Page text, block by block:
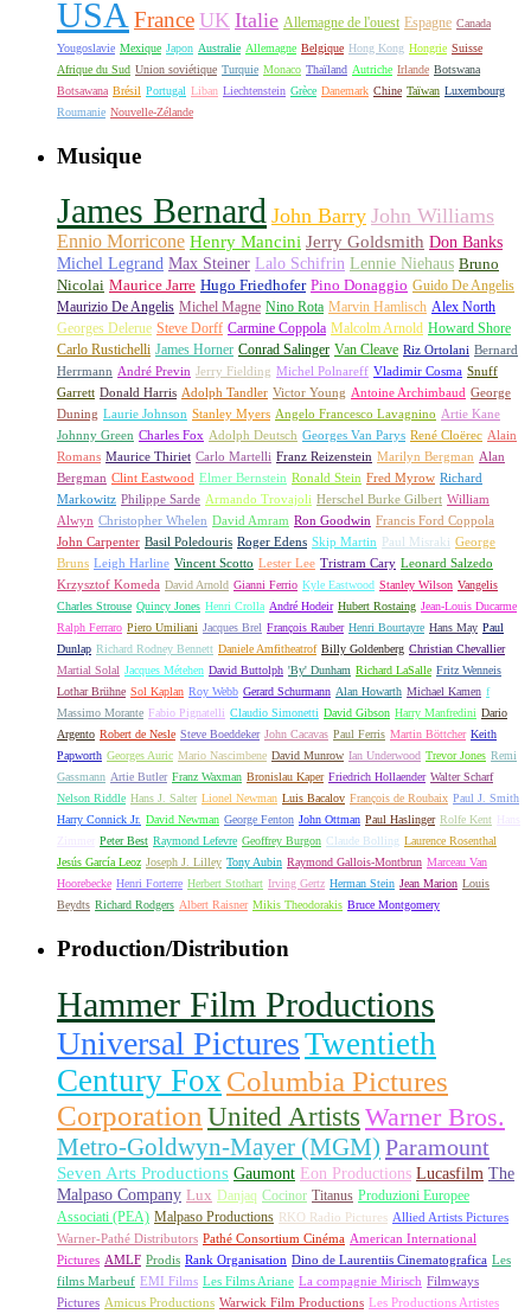
USA France UK Italie Allemagne de l'ouest Espagne Canada
Yougoslavie Mexique Japon Australie Allemagne Belgique Hong Kong Hongrie Suisse
Afrique du Sud Union soviétique Turquie Monaco Thaïland Autriche Irlande Botswana
Botsawana Brésil Portugal Liban Liechtenstein Grèce Danemark Chine Taïwan Luxembourg
Roumanie Nouvelle-Zélande
Musique
James Bernard John Barry John Williams
Ennio Morricone Henry Mancini Jerry Goldsmith Don Banks
Michel Legrand Max Steiner Lalo Schifrin Lennie Niehaus Bruno
Nicolai Maurice Jarre Hugo Friedhofer Pino Donaggio Guido De Angelis
Maurizio De Angelis Michel Magne Nino Rota Marvin Hamlisch Alex North
Georges Delerue Steve Dorff Carmine Coppola Malcolm Arnold Howard Shore
Carlo Rustichelli James Horner Conrad Salinger Van Cleave Riz Ortolani Bernard
Herrmann André Previn Jerry Fielding Michel Polnareff Vladimir Cosma Snuff
Garrett Donald Harris Adolph Tandler Victor Young Antoine Archimbaud George
Duning Laurie Johnson Stanley Myers Angelo Francesco Lavagnino Artie Kane
Johnny Green Charles Fox Adolph Deutsch Georges Van Parys René Cloërec Alain
Romans Maurice Thiriet Carlo Martelli Franz Reizenstein Marilyn Bergman Alan
Bergman Clint Eastwood Elmer Bernstein Ronald Stein Fred Myrow Richard
Markowitz Philippe Sarde Armando Trovajoli Herschel Burke Gilbert William
Alwyn Christopher Whelen David Amram Ron Goodwin Francis Ford Coppola
John Carpenter Basil Poledouris Roger Edens Skip Martin Paul Misraki George
Bruns Leigh Harline Vincent Scotto Lester Lee Tristram Cary Leonard Salzedo
Krzysztof Komeda David Arnold Gianni Ferrio Kyle Eastwood Stanley Wilson Vangelis
Charles Strouse Quincy Jones Henri Crolla André Hodeir Hubert Rostaing Jean-Louis Ducarme
Ralph Ferraro Piero Umiliani Jacques Brel François Rauber Henri Bourtayre Hans May Paul
Dunlap Richard Rodney Bennett Daniele Amfitheatrof Billy Goldenberg Christian Chevallier
Martial Solal Jacques Métehen David Buttolph 'By' Dunham Richard LaSalle Fritz Wenneis
Lothar Brühne Sol Kaplan Roy Webb Gerard Schurmann Alan Howarth Michael Kamen f
Massimo Morante Fabio Pignatelli Claudio Simonetti David Gibson Harry Manfredini Dario
Argento Robert de Nesle Steve Boeddeker John Cacavas Paul Ferris Martin Böttcher Keith
Papworth Georges Auric Mario Nascimbene David Munrow Ian Underwood Trevor Jones Remi
Gassmann Artie Butler Franz Waxman Bronislau Kaper Friedrich Hollaender Walter Scharf
Nelson Riddle Hans J. Salter Lionel Newman Luis Bacalov François de Roubaix Paul J. Smith
Harry Connick Jr. David Newman George Fenton John Ottman Paul Haslinger Rolfe Kent
Zimmer
Peter Best Raymond Lefevre Geoffrey Burgon Claude Bolling Laurence Rosenthal
Jesús García Leoz Joseph J. Lilley Tony Aubin Raymond Gallois-Montbrun Marceau Van
Hoorebecke Henri Forterre Herbert Stothart Irving Gertz Herman Stein Jean Marion Louis
Beydts Richard Rodgers Albert Raisner Mikis Theodorakis Bruce Montgomery
Production/Distribution
Hammer Film Productions
Universal PicturesTwentieth
Century Fox Columbia Pictures
Corporation United Artists Warner Bros.
Metro-Goldwyn-Mayer (MGM) Paramount
Seven Arts Productions Gaumont Eon Productions Lucasfilm The
Malpaso Company Lux Danjaq Cocinor Titanus Produzioni Europee
Associati (PEA) Malpaso Productions RKO Radio Pictures Allied Artists Pictures
Warner-Pathé Distributors Pathé Consortium Cinéma American International
Pictures AMLF Prodis Rank Organisation Dino de Laurentiis Cinematografica Les
films Marbeuf EMI Films Les Films Ariane La compagnie Mirisch Filmways
Pictures Amicus Productions Warwick Film Productions Les Productions Artistes